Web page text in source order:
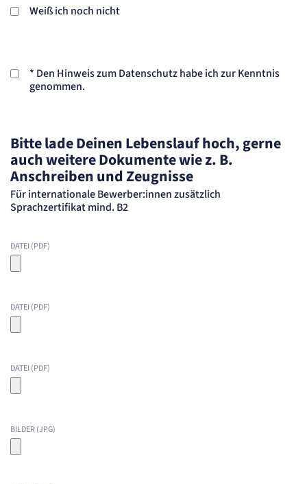
Weiß ich noch nicht
* Den Hinweis zum Datenschutz habe ich zur Kenntnis
genommen.
Bitte lade Deinen Lebenslauf hoch, gerne
auch weitere Dokumente wie z. B.
Anschreiben und Zeugnisse
Für internationale Bewerber:innen zusätzlich
Sprachzertifikat mind. B2
DATEI (PDF)
DATEI (PDF)
DATEI (PDF)
BILDER (JPG)